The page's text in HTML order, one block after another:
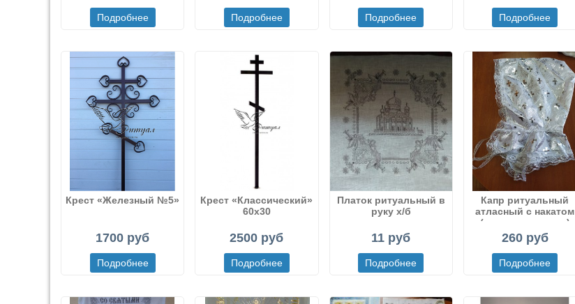
Крест «Железный №5»
1700 руб
Крест «Классический»
60х30
2500 руб
Платок ритуальный в
руку х/б
11 руб
Капр ритуальный
атласный с накатом
(крест или цветы)
260 руб